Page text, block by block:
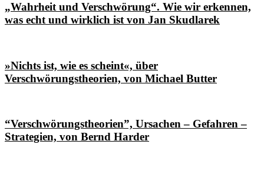
„Wahrheit und Verschwörung“. Wie wir erkennen,
was echt und wirklich ist von Jan Skudlarek
»Nichts ist, wie es scheint«, über
Verschwörungstheorien, von Michael Butter
“Verschwörungstheorien”, Ursachen – Gefahren –
Strategien, von Bernd Harder